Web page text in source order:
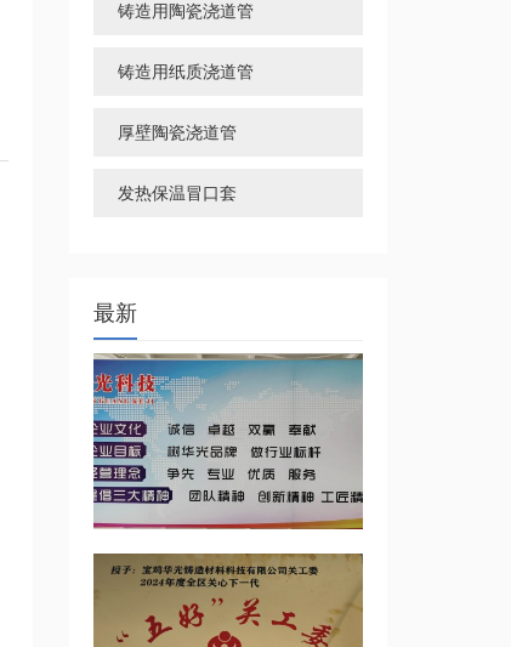
铸造用陶瓷浇道管
铸造用纸质浇道管
厚壁陶瓷浇道管
发热保温冒口套
最新